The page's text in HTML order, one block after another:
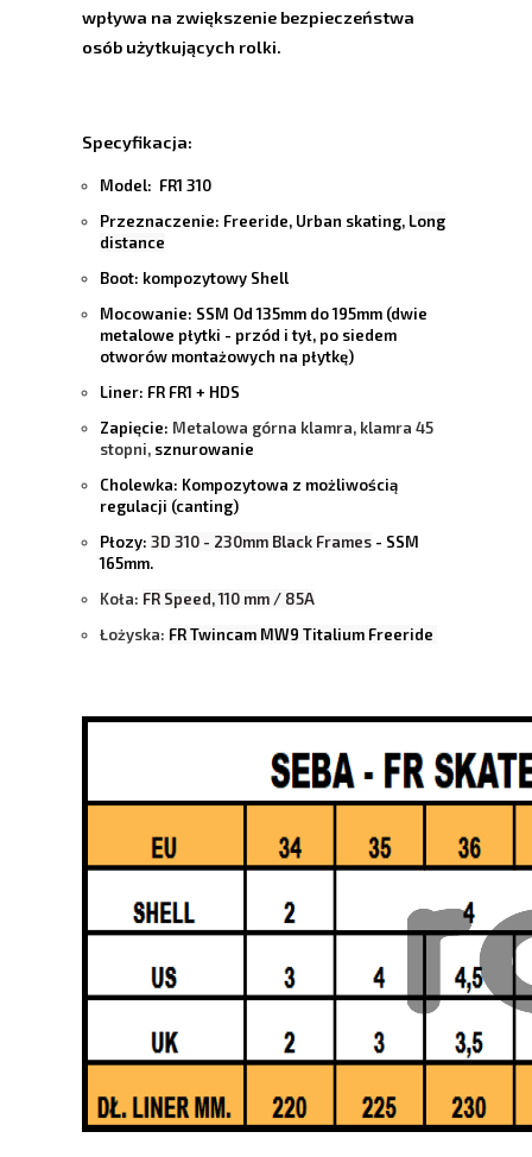
wpływa na zwiększenie bezpieczeństwa
osób użytkujących rolki.
Specyfikacja:
Model: FR1 310
Przeznaczenie: Freeride, Urban skating, Long
distance
Boot: kompozytowy Shell
Mocowanie: SSM Od 135mm do 195mm (dwie
metalowe płytki - przód i tył, po siedem
otworów montażowych na płytkę)
Liner: FR FR1 + HDS
Zapięcie: Metalowa górna klamra, klamra 45
stopni, sznurowanie
Cholewka: Kompozytowa z możliwością
regulacji (canting)
Płozy: 3D 310 - 230mm Black Frames - SSM
165mm.
Koła: FR Speed, 110 mm / 85A
Łożyska: FR Twincam MW9 Titalium Freeride